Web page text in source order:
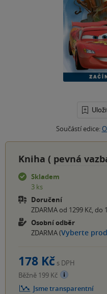
Součástí edice:
Kniha ( pevná
Skladem
3 ks
Doručení
ZDARMA od 1299 Kč,
Osobní odběr
ZDARMA (Vyberte
178 Kč s DPH
Běžně 199 Kč
Jsme transparentní